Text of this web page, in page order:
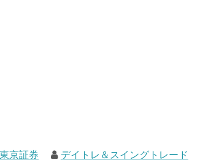
京証券 デイトレ＆スイングトレード